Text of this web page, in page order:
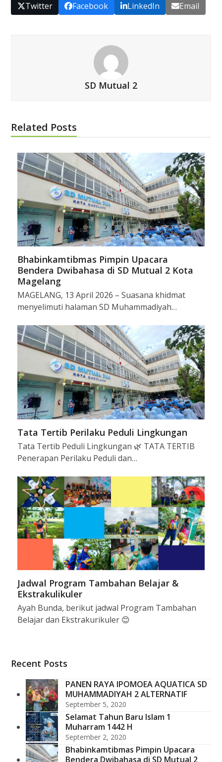
Twitter Facebook LinkedIn Email
SD Mutual 2
Related Posts
Bhabinkamtibmas Pimpin Upacara
Bendera Dwibahasa di SD Mutual 2 Kota
Magelang
MAGELANG, 13 April 2026 – Suasana khidmat
menyelimuti halaman SD Muhammadiyah…
Tata Tertib Perilaku Peduli Lingkungan
Tata Tertib Peduli Lingkungan 🌿 TATA TERTIB
Penerapan Perilaku Peduli dan…
Jadwal Program Tambahan Belajar &
Ekstrakulikuler
Ayah Bunda, berikut jadwal Program Tambahan
Belajar dan Ekstrakurikuler 😊
Recent Posts
PANEN RAYA IPOMOEA AQUATICA SD
MUHAMMADIYAH 2 ALTERNATIF
September 5, 2020
Selamat Tahun Baru Islam 1
Muharram 1442 H
September 2, 2020
Bhabinkamtibmas Pimpin Upacara
Bendera Dwibahasa di SD Mutual 2